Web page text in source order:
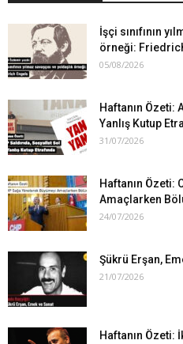
İşçi sınıfının
örneği:
05/08/2026
Haftanın Özeti:
Yanlış Kutup
31/07/2026
Haftanın Özeti:
Amaçlarken
24/07/2026
Şükrü Erşan,
21/07/2026
Haftanın Özeti: